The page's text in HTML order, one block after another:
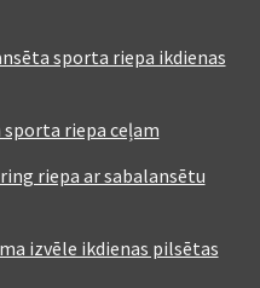
sporta riepa ikdienas
sporta riepa ceļam
riepa ar sabalansētu
izvēle ikdienas pilsētas